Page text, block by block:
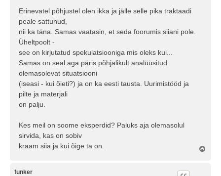
t
u
s
Erinevatel põhjustel olen ikka ja jälle selle pika traktaadi
peale sattunud,
nii ka täna. Samas vaatasin, et seda foorumis siiani pole.
Üheltpoolt -
see on kirjutatud spekulatsiooniga mis oleks kui...
Samas on seal aga päris põhjalikult analüüsitud
olemasolevat situatsiooni
(iseasi - kui õieti?) ja on ka eesti tausta. Uurimistööd ja
pilte ja materjali
on palju.
Kes meil on soome eksperdid? Paluks aja olemasolul
sirvida, kas on sobiv
kraam siia ja kui õige ta on.
funker